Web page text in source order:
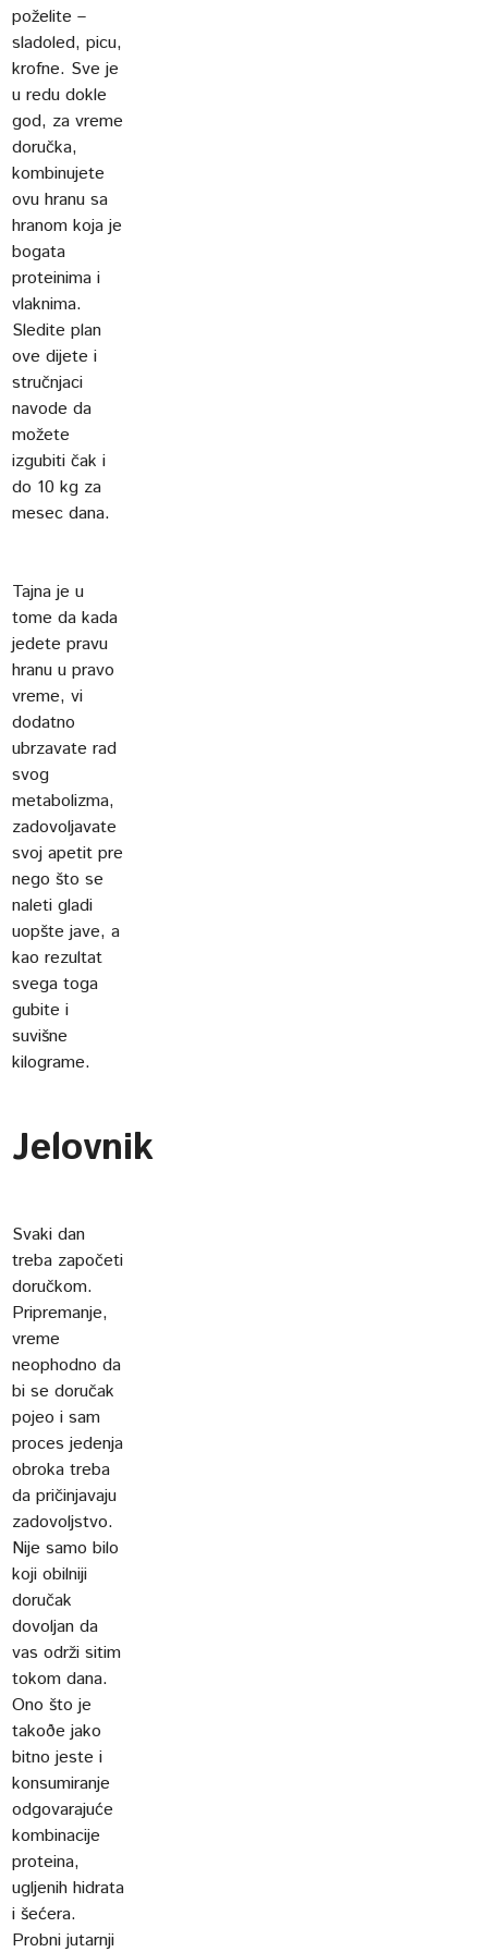
poželite –
sladoled, picu,
krofne. Sve je
u redu dokle
god, za vreme
doručka,
kombinujete
ovu hranu sa
hranom koja je
bogata
proteinima i
vlaknima.
Sledite plan
ove dijete i
stručnjaci
navode da
možete
izgubiti čak i
do 10 kg za
mesec dana.
Tajna je u
tome da kada
jedete pravu
hranu u pravo
vreme, vi
dodatno
ubrzavate rad
svog
metabolizma,
zadovoljavate
svoj apetit pre
nego što se
naleti gladi
uopšte jave, a
kao rezultat
svega toga
gubite i
suvišne
kilograme.
Jelovnik
Svaki dan
treba započeti
doručkom.
Pripremanje,
vreme
neophodno da
bi se doručak
pojeo i sam
proces jedenja
obroka treba
da pričinjavaju
zadovoljstvo.
Nije samo bilo
koji obilniji
doručak
dovoljan da
vas održi sitim
tokom dana.
Ono što je
takoðe jako
bitno jeste i
konsumiranje
odgovarajuće
kombinacije
proteina,
ugljenih hidrata
i šećera.
Probni jutarnji